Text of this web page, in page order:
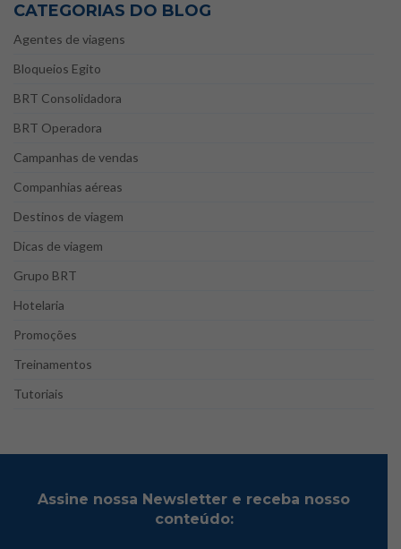
CATEGORIAS DO BLOG
Agentes de viagens
Bloqueios Egito
BRT Consolidadora
BRT Operadora
Campanhas de vendas
Companhias aéreas
Destinos de viagem
Dicas de viagem
Grupo BRT
Hotelaria
Promoções
Treinamentos
Tutoriais
Assine nossa Newsletter e receba nosso
conteúdo: